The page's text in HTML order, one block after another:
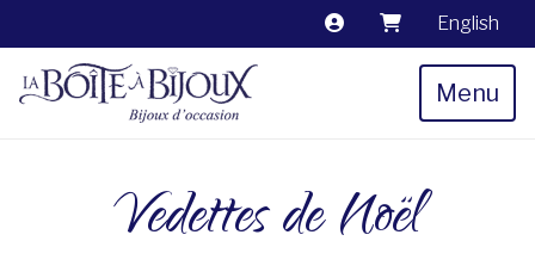
English
Menu
Vedettes de Noël